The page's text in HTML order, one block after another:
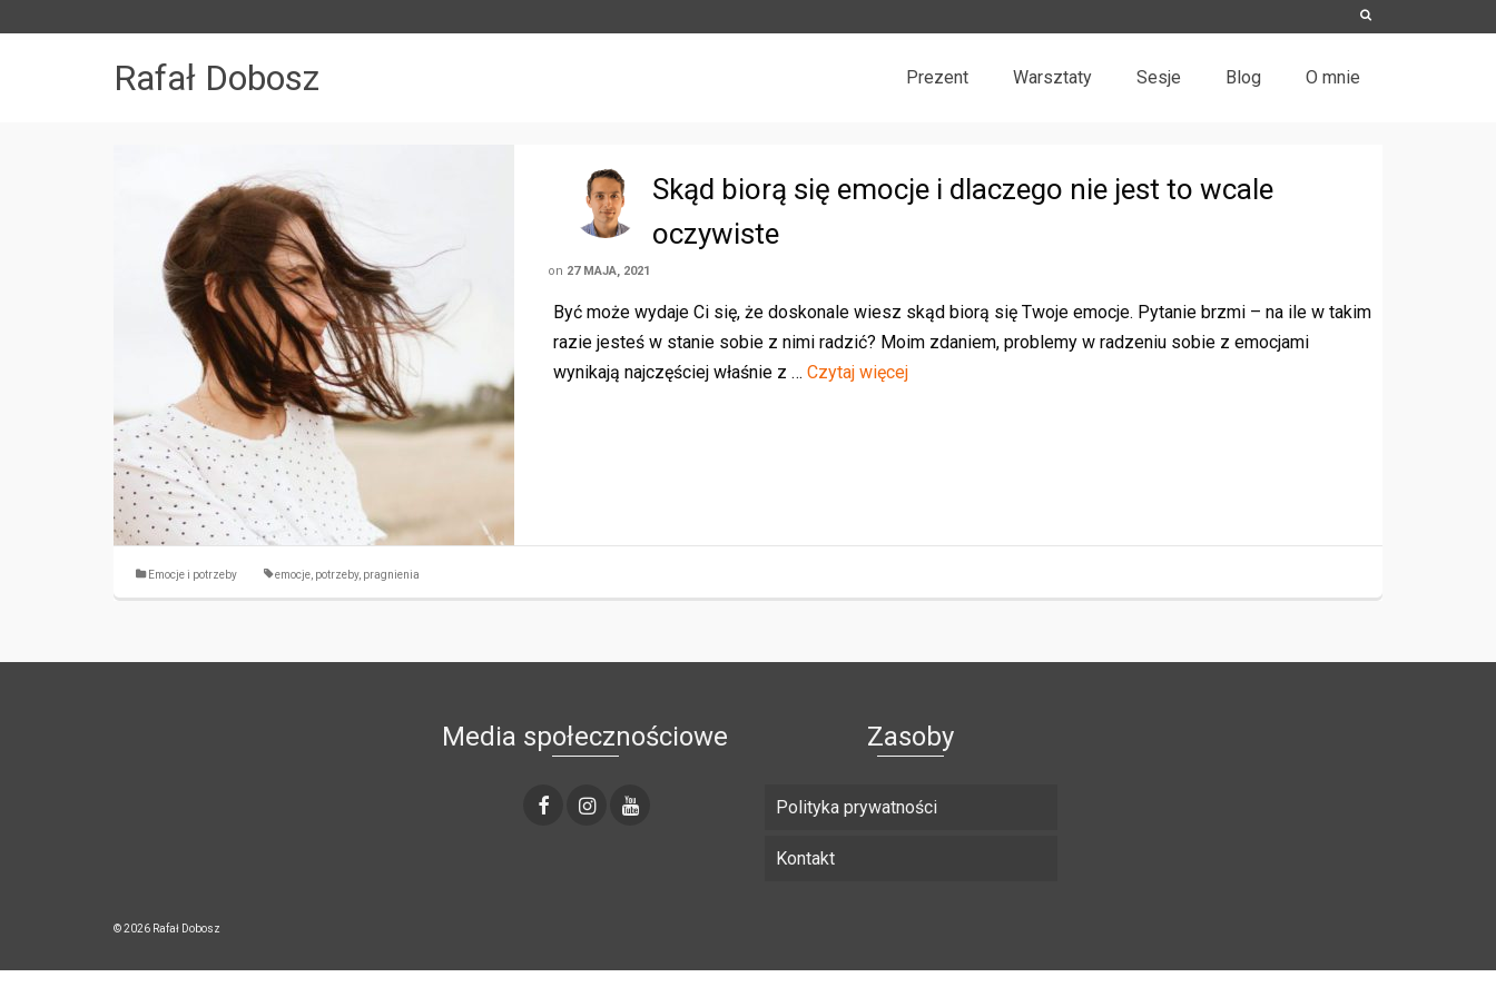
Rafał Dobosz Prezent Warsztaty Sesje Blog O mnie
Skąd biorą się emocje i dlaczego nie jest to wcale
oczywiste
on 27 MAJA, 2021
Być może wydaje Ci się, że doskonale wiesz skąd biorą się Twoje emocje. Pytanie brzmi – na ile w takim
razie jesteś w stanie sobie z nimi radzić? Moim zdaniem, problemy w radzeniu sobie z emocjami
wynikają najczęściej właśnie z … Czytaj więcej
Emocje i potrzeby emocje potrzeby, pragnienia
Media społecznościowe Zasoby
Polityka prywatności
Kontakt
© 2026 Rafał Dobosz